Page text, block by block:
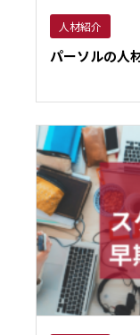
人材紹介
パーソルの人